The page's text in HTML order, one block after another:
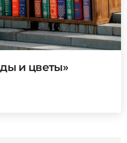
и цветы»